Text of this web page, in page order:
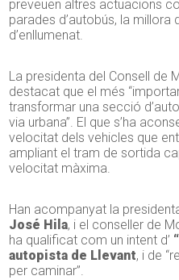
preveuen altres actuacions
parades d’autobús, la millora
d’enllumenat.
La presidenta del Consell de
destacat que el més
transformar una secció
via urbana”. El que s’ha
velocitat dels vehicles que
ampliant el tram de sortida
velocitat màxima.
Han acompanyat la
José Hila, i el conseller de
ha qualificat com un intent d’
autopista de Llevant, i de
per caminar”.